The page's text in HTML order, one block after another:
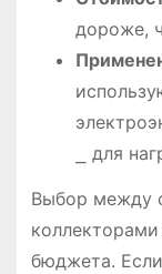
дороже,
⎯ для
Выбор между
бюджета.